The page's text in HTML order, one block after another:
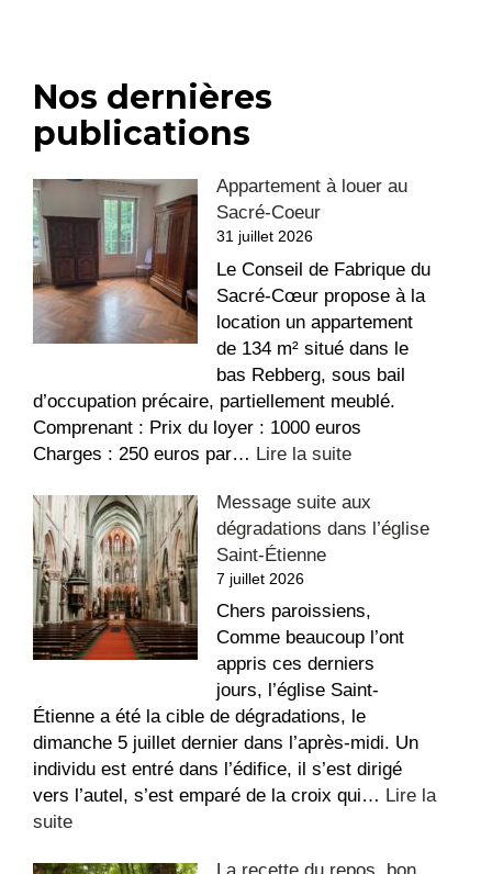
Nos dernières
publications
Appartement à louer au
Sacré-Coeur
31 juillet 2026
Le Conseil de Fabrique du
Sacré-Cœur propose à la
location un appartement
de 134 m² situé dans le
bas Rebberg, sous bail
d’occupation précaire, partiellement meublé.
Comprenant : Prix du loyer : 1000 euros
Charges : 250 euros par… Lire la suite:
à
louer
Coeur
Message suite aux
dégradations dans l’église
Saint-Étienne
7 juillet 2026
Chers paroissiens,
Comme beaucoup l’ont
appris ces derniers
jours, l’église Saint-
Étienne a été la cible de dégradations, le
dimanche 5 juillet dernier dans l’après-midi. Un
individu est entré dans l’édifice, il s’est dirigé
vers l’autel, s’est emparé de la croix qui… Lire la
suite: